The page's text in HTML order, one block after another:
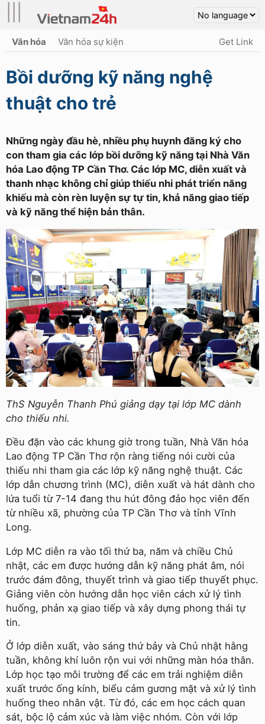
Văn hóa Văn hóa sự kiện Get Link
Bồi dưỡng kỹ năng nghệ
thuật cho trẻ
Những ngày đầu hè, nhiều phụ huynh đăng ký cho
con tham gia các lớp bồi dưỡng kỹ năng tại Nhà Văn
hóa Lao động TP Cần Thơ. Các lớp MC, diễn xuất và
thanh nhạc không chỉ giúp thiếu nhi phát triển năng
khiếu mà còn rèn luyện sự tự tin, khả năng giao tiếp
và kỹ năng thể hiện bản thân.
ThS Nguyễn Thanh Phú giảng dạy tại lớp MC dành
cho thiếu nhi.
Đều đặn vào các khung giờ trong tuần, Nhà Văn hóa
Lao động TP Cần Thơ rộn ràng tiếng nói cười của
thiếu nhi tham gia các lớp kỹ năng nghệ thuật. Các
lớp dẫn chương trình (MC), diễn xuất và hát dành cho
lứa tuổi từ 7-14 đang thu hút đông đảo học viên đến
từ nhiều xã, phường của TP Cần Thơ và tỉnh Vĩnh
Long.
Lớp MC diễn ra vào tối thứ ba, năm và chiều Chủ
nhật, các em được hướng dẫn kỹ năng phát âm, nói
trước đám đông, thuyết trình và giao tiếp thuyết phục.
Giảng viên còn hướng dẫn học viên cách xử lý tình
huống, phản xạ giao tiếp và xây dựng phong thái tự
tin.
Ở lớp diễn xuất, vào sáng thứ bảy và Chủ nhật hằng
tuần, không khí luôn rộn vui với những màn hóa thân.
Lớp học tạo môi trường để các em trải nghiệm diễn
xuất trước ống kính, biểu cảm gương mặt và xử lý tình
huống theo nhân vật. Từ đó, các em học cách quan
sát, bộc lộ cảm xúc và làm việc nhóm. Còn với lớp